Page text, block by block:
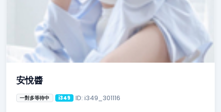
安悅醬
一對多等待中 i349 ID: i349_301116